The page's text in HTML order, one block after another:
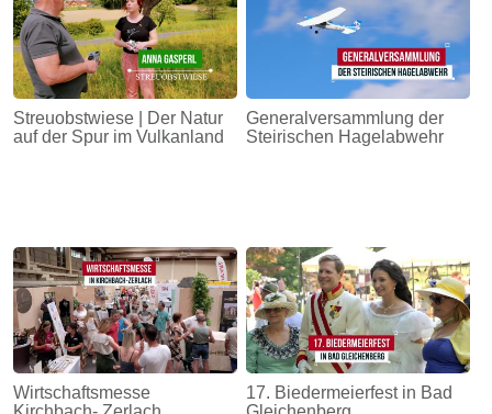
Streuobstwiese | Der Natur
auf der Spur im Vulkanland
Generalversammlung der
Steirischen Hagelabwehr
Wirtschaftsmesse
17. Biedermeierfest in Bad